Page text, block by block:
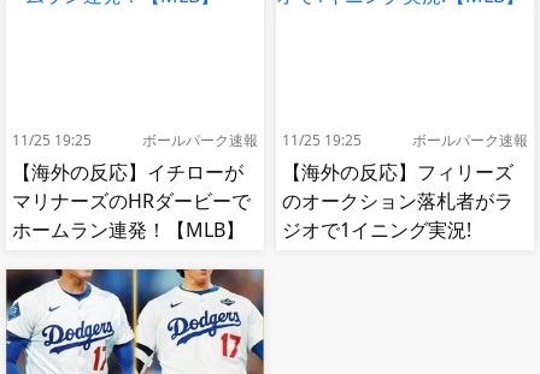
11/25 19:25 ボールパーク速報
【海外の反応】イチローが
マリナーズのHRダービーで
ホームラン連発！【MLB】
11/25 19:25 ボールパーク速報
【海外の反応】フィリーズ
のオークション落札者がラ
ジオで1イニング実況!